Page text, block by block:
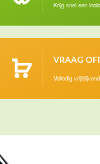
Krijg snel een
VRAAG
Volledig vrijblijvend